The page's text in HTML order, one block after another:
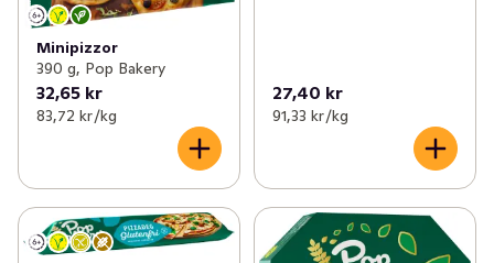
Minipizzor
390 g, Pop Bakery
32,65 kr
83,72 kr /kg
27,40 kr
91,33 kr /kg